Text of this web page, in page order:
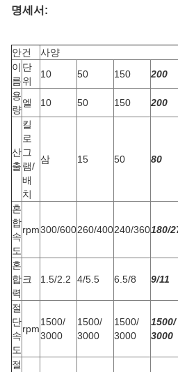
명세서:
안건
사양
이
름
단
위
10 50 150 200
용
량
엘 10 50 150 200
산
출
킬
로
그
램/
배
치
삼 15 50 80
혼
합
속
도
rpm300/600260/400240/360180/
혼
합
력
크 1.5/2.2 4/5.5 6.5/8 9/11
절
단
속
도
rpm
1500/
3000
1500/
3000
1500/
3000
1500/
3000
절